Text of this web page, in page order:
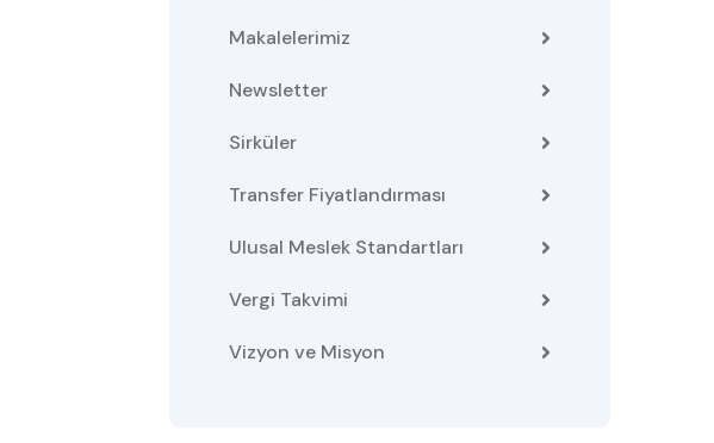
Makalelerimiz
Newsletter
Sirküler
Transfer Fiyatlandırması
Ulusal Meslek Standartları
Vergi Takvimi
Vizyon ve Misyon